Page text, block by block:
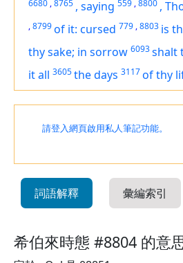
6680 ,8765 , saying 559 ,8800 ,
,8799of it: cursed 779 ,8803 is
thy sake; in sorrow 6093shalt
it all 3605the days 3117of thy
請登入網頁啟用私人筆記功能。
詞語解釋 彙編索引
希伯來時態 #8804 的意